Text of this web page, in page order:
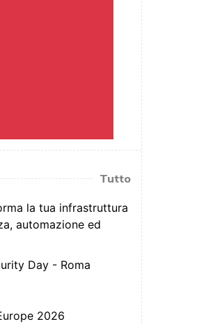
Tutto
la tua infrastruttura
automazione ed
Day - Roma
2026